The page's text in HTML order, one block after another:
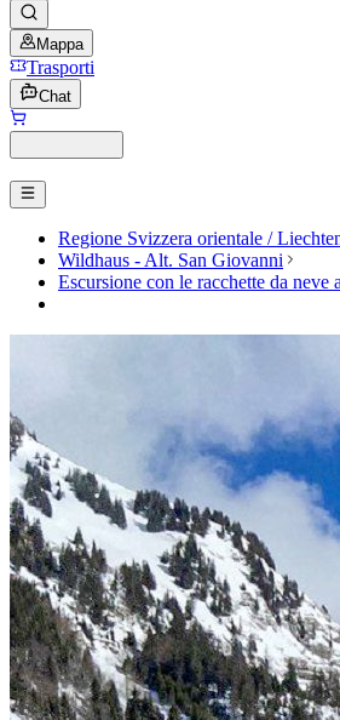
Mappa
Trasporti
Chat
Regione Svizzera orientale /
Wildhaus - Alt. San Giovanni
Escursione con le racchette da neve